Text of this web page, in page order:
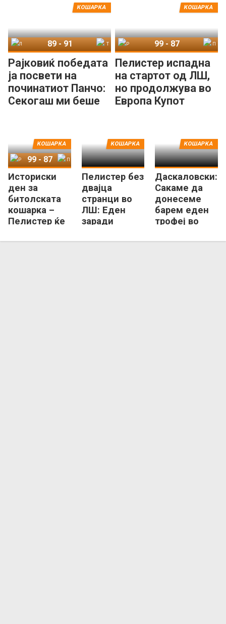
Рајковиќ победата
ја посвети на
починатиот Панчо:
Секогаш ми беше
КОШАРКА
89-91
Пелистер испадна
на стартот од ЛШ,
но продолжува во
Европа Купот
КОШАРКА
99-87
Историски
ден за
битолската
кошарка –
Пелистер ќе
европската
КОШАРКА
Реџо Емилија
99 - 87
Пелистер без
двајца
странци во
ЛШ: Еден
заради
друг си
КОШАРКА
Даскаловски:
Сакаме да
донесеме
барем еден
трофеј во
КОШАРКА